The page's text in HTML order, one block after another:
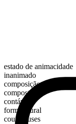
estado de animacidade
inanimado
composição morfológica
composto
contável
forma plural
courthouses